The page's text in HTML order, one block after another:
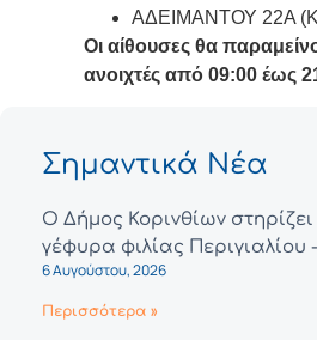
ΑΔΕΙΜΑΝΤΟΥ 22Α
Οι αίθουσες θα
ανοιχτές από 09:00 έως
Σημαντικά Νέα
Ο Δήμος Κορινθίων στηρίζει
γέφυρα φιλίας Περιγιαλίου
6 Αυγούστου, 2026
Περισσότερα »